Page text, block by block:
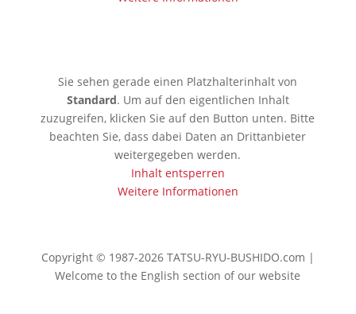
Sie sehen gerade einen Platzhalterinhalt von
Standard. Um auf den eigentlichen Inhalt
zuzugreifen, klicken Sie auf den Button unten. Bitte
beachten Sie, dass dabei Daten an Drittanbieter
weitergegeben werden.
Inhalt entsperren
Weitere Informationen
Copyright © 1987-2026 TATSU-RYU-BUSHIDO.com |
Welcome to the English section of our website